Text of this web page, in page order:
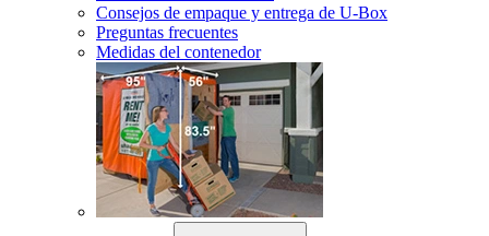
Consejos de empaque y entrega de U-Box
Preguntas frecuentes
Medidas del contenedor